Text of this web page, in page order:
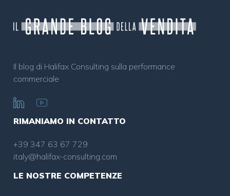
Il blog di Halifax Consulting sulla performance
commerciale
RIMANIAMO IN CONTATTO
+39 347 63 67 729
italy@halifax-consulting.com
LE NOSTRE COMPETENZE